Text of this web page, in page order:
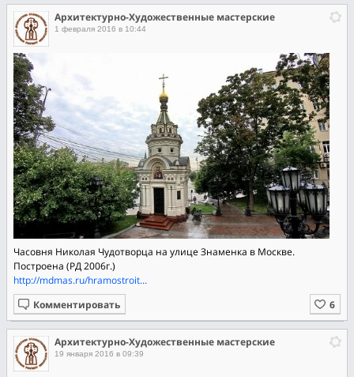
Архитектурно-Художественные мастерские
1 февраля 2016 в 10:44
Часовня Николая Чудотворца на улице Знаменка в Москве.
Построена (РД 2006г.)
http://mdmas.ru/hramostroit...
Комментировать
Архитектурно-Художественные мастерские
19 января 2016 в 09:39